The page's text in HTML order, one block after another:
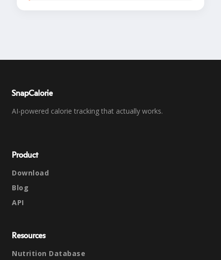
SnapCalorie
AI-powered calorie tracking that actually works.
Product
Download
Blog
API
Resources
Nutrition Database